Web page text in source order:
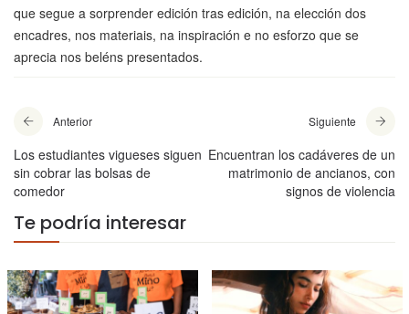
que segue a sorprender edición tras edición, na elección dos
encadres, nos materiais, na inspiración e no esforzo que se
aprecia nos beléns presentados.
Anterior
Los estudiantes vigueses siguen
sin cobrar las bolsas de
comedor
Siguiente
Encuentran los cadáveres de un
matrimonio de ancianos, con
signos de violencia
Te podría interesar